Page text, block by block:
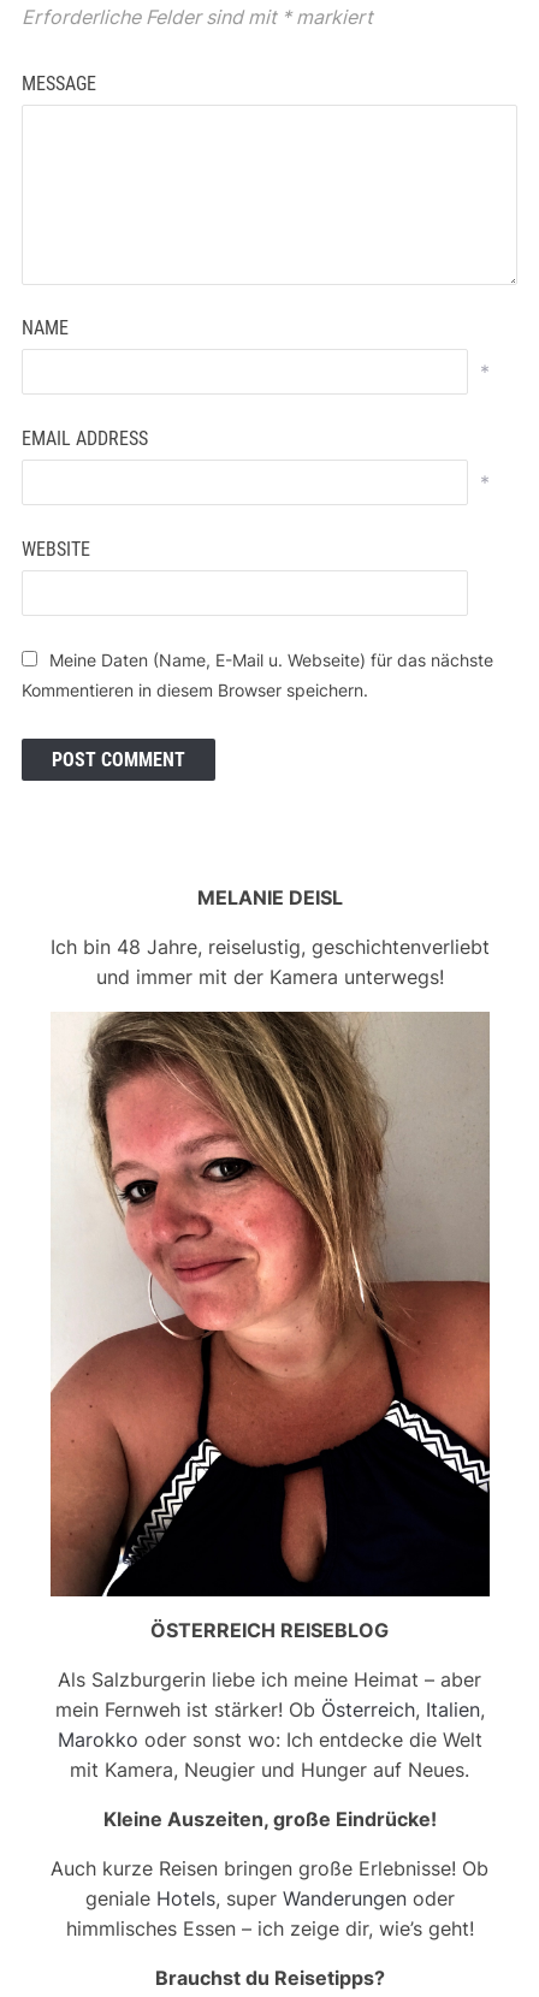
Erforderliche Felder sind mit *markiert
MESSAGE
NAME
*
EMAIL ADDRESS
*
WEBSITE
Meine Daten (Name, E-Mail u. Webseite) für das nächste
Kommentieren in diesem Browser speichern.
MELANIE DEISL
Ich bin 48 Jahre, reiselustig, geschichtenverliebt
und immer mit der Kamera unterwegs!
ÖSTERREICH REISEBLOG
Als Salzburgerin liebe ich meine Heimat – aber
mein Fernweh ist stärker! Ob Österreich, Italien,
Marokko oder sonst wo: Ich entdecke die Welt
mit Kamera, Neugier und Hunger auf Neues.
Kleine Auszeiten, große Eindrücke!
Auch kurze Reisen bringen große Erlebnisse! Ob
geniale Hotels, super Wanderungenoder
himmlisches Essen – ich zeige dir, wie’s geht!
Brauchst du Reisetipps?